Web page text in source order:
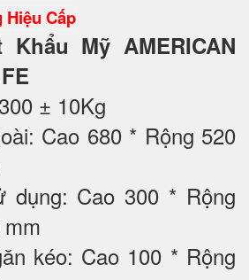
Mỹ AMERICAN
± 10Kg
Cao 680 * Rộng 520
dụng: Cao 300 * Rộng
kéo: Cao 100 * Rộng